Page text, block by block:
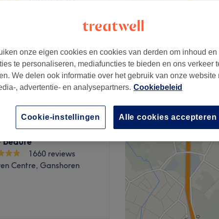
NAIL POLISH , NO
€30
hommes et femmes
beauté
1660 reviews
Centre, Ganshoren
onze eigen cookies en cookies van derden om inhoud en
te personaliseren, mediafuncties te bieden en ons verkeer
We delen ook informatie over het gebruik van onze website
, advertentie- en analysepartners. Cookiebeleid
Alle cookies accepteren
Cookie-instellingen